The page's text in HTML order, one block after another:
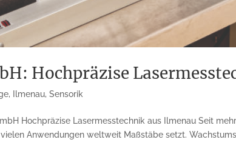
Hochpräzise
, Ilmenau,Sensorik
Hochpräzise Lasermesstechnik aus Ilmenau Seit
Anwendungen weltweit Maßstäbe setzt.